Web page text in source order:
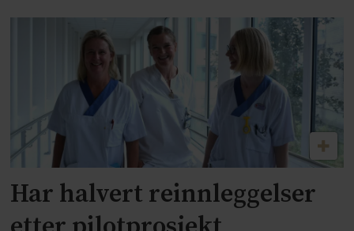
Har halvert reinnleggelser